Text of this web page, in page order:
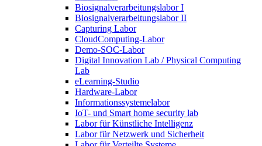
Biosignalverarbeitungslabor I
Biosignalverarbeitungslabor II
Capturing Labor
CloudComputing-Labor
Demo-SOC-Labor
Digital Innovation Lab / Physical Computing
Lab
eLearning-Studio
Hardware-Labor
Informationssystemelabor
IoT- und Smart home security lab
Labor für Künstliche Intelligenz
Labor für Netzwerk und Sicherheit